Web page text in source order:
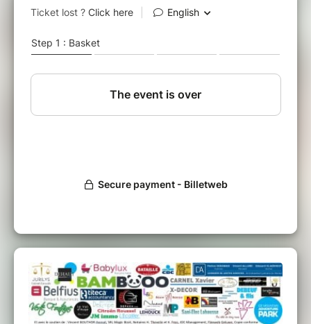
A découvrir absolu(te)ment !
Line up: Jean Philippe Koch au piano, David
la batterie